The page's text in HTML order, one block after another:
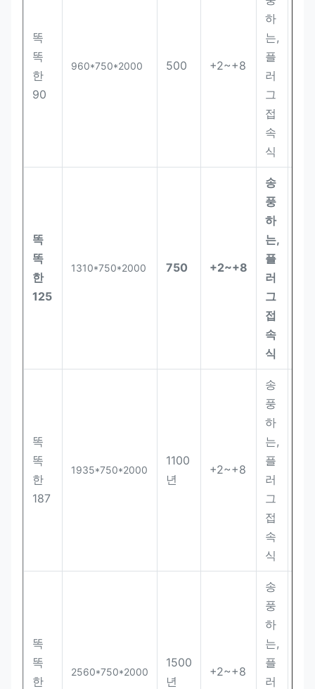
똑
똑
한
90
960*750*2000 500 +2~+8
하
는,
플
러
그
접
속
식
똑
똑
한
125
1310*750*2000 750 +2~+8
송
풍
하
는,
플
러
그
접
속
식
똑
똑
한
187
1935*750*2000
1100
년
+2~+8
송
풍
하
는,
플
러
그
접
속
식
똑
똑
한
2560*750*2000
1500
년
+2~+8
송
풍
하
는,
플
러